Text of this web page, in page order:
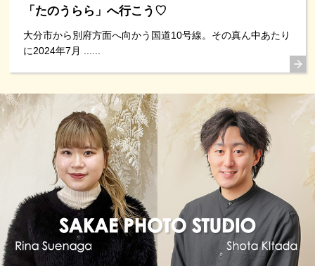
「たのうらら」へ行こう♡
大分市から別府方面へ向かう国道10号線。その真ん中あたり
に2024年7月 ......